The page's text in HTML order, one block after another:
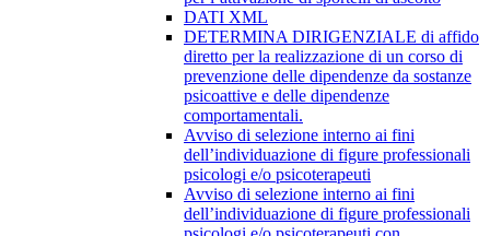
DATI XML
DETERMINA DIRIGENZIALE di affido
diretto per la realizzazione di un corso di
prevenzione delle dipendenze da sostanze
psicoattive e delle dipendenze
comportamentali.
Avviso di selezione interno ai fini
dell’individuazione di figure professionali
psicologi e/o psicoterapeuti
Avviso di selezione interno ai fini
dell’individuazione di figure professionali